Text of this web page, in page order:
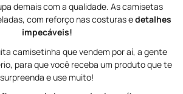
demais com a qualidade. As camisetas
com reforço nas costuras edetalhes
impecáveis!
camisetinha que vendem por aí, a gente
para que você receba um produto que te
surpreenda e use muito!